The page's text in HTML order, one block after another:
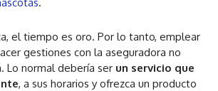
el tiempo es oro. Por lo tanto, emplear
gestiones con la aseguradora no
Lo normal debería ser un servicio que
, a sus horarios y ofrezca un producto